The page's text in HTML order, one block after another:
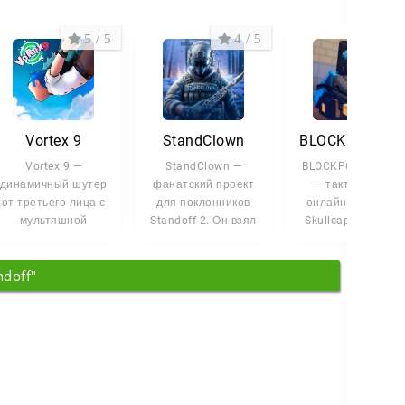
Vortex 9
Vortex 9 —
динамичный шутер
от третьего лица с
мультяшной
геймплеем. Здесь
5 / 5
StandClown
StandClown —
фанатский проект
для поклонников
Standoff 2. Он взял
4 / 5
BLOCKPOST Mobile
— тактический
онлайн-шутер от
Skullcap Studios в